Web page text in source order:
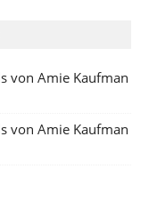
von Amie Kaufman
von Amie Kaufman